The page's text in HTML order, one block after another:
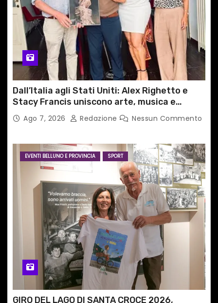
Dall’Italia agli Stati Uniti: Alex Righetto e
Stacy Francis uniscono arte, musica e
tecnologia in un nuovo progetto
internazionale”
Ago 7, 2026 Redazione Nessun Commento
EVENTI BELLUNO E PROVINCIA SPORT
GIRO DEL LAGO DI SANTA CROCE 2026,